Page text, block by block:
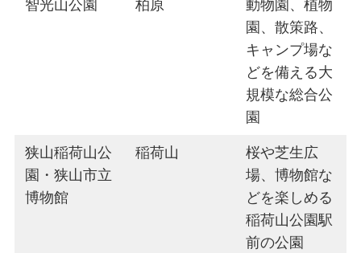
智光山公園 柏原
動物園、植物
園、散策路、
キャンプ場な
どを備える大
規模な総合公
園
狭山稲荷山公
園・狭山市立
博物館
稲荷山
桜や芝生広
場、博物館な
どを楽しめる
稲荷山公園駅
前の公園